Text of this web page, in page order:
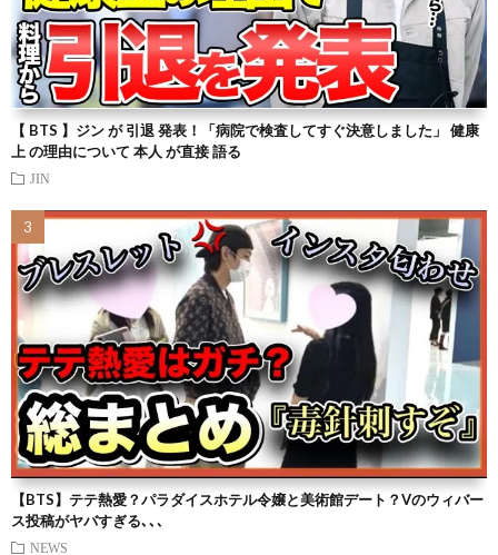
【 BTS 】ジン が 引退 発表！「病院で検査してすぐ決意しました」 健康
上 の理由について 本人 が直接 語る
JIN
【BTS】テテ熱愛？パラダイスホテル令嬢と美術館デート？Vのウィバー
ス投稿がヤバすぎる､､､
NEWS